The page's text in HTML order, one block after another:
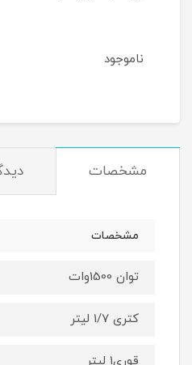
ناموجود
مشخصات
مشخصات
توان 1500وات
کتری 1/7 لیتر
قوری1 لیتر